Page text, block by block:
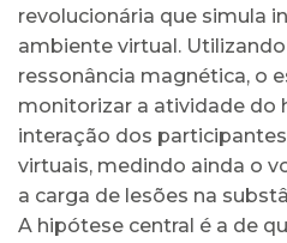
revolucionária que simula
ambiente virtual.
ressonância magnética, o
monitorizar a atividade do
interação dos
virtuais, medindo ainda o
a carga de lesões na
A hipótese central é a de